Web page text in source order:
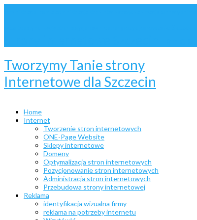
Tworzymy Tanie strony
Internetowe dla Szczecin
Home
Internet
Tworzenie stron internetowych
ONE-Page Website
Sklepy internetowe
Domeny
Optymalizacja stron internetowych
Pozycjonowanie stron internetowych
Administracja stron internetowych
Przebudowa strony internetowej
Reklama
identyfikacja wizualna firmy
reklama na potrzeby internetu